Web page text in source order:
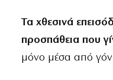
Τα χθεσινά
προσπάθεια που
μόνο μέσα από